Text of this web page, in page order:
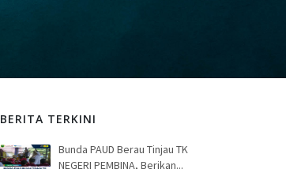
BERITA TERKINI
Bunda PAUD Berau Tinjau TK
NEGERI PEMBINA, Berikan...